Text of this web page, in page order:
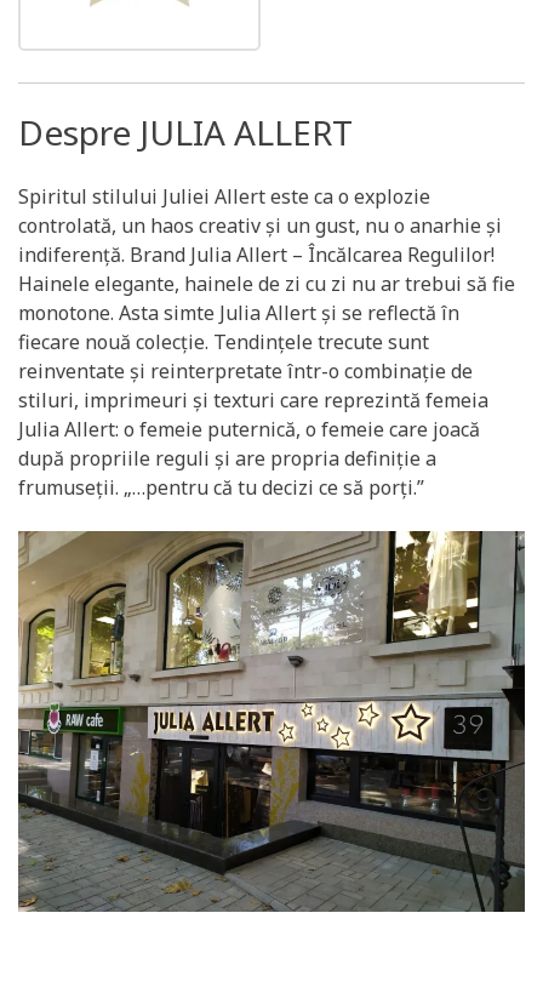
Despre JULIA ALLERT
Spiritul stilului Juliei Allert este ca o explozie
controlată, un haos creativ și un gust, nu o anarhie și
indiferență. Brand Julia Allert – Încălcarea Regulilor!
Hainele elegante, hainele de zi cu zi nu ar trebui să fie
monotone. Asta simte Julia Allert și se reflectă în
fiecare nouă colecție. Tendințele trecute sunt
reinventate și reinterpretate într-o combinație de
stiluri, imprimeuri și texturi care reprezintă femeia
Julia Allert: o femeie puternică, o femeie care joacă
după propriile reguli și are propria definiție a
frumuseții. „…pentru că tu decizi ce să porți.”